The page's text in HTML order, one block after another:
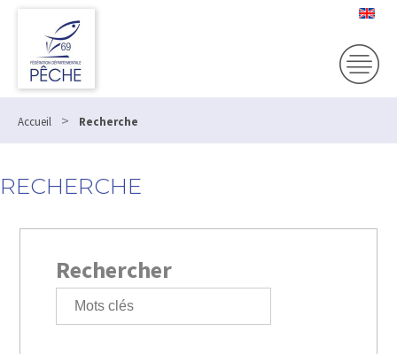
Accueil > Recherche
RECHERCHE
Rechercher